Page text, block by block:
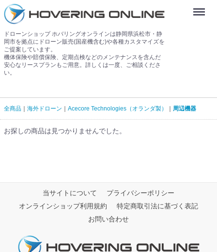
ドローンショップ ホバリングオンラインは静岡県浜松市・静
岡市を拠点にドローン販売(国産機含む)や各種カスタマイズを
ご提案しています。
機体保険や賠償保険、定期点検などのメンテナンスを含んだ
安心なリースプランもご用意。詳しくは一度、ご相談くださ
い。
Menu
全商品 海外ドローン Acecore Technologies（オランダ製） 周辺機器
お探しの商品は見つかりませんでした。
当サイトについて
プライバシーポリシー
オンラインショップ利用規約
特定商取引法に基づく表記
お問い合わせ